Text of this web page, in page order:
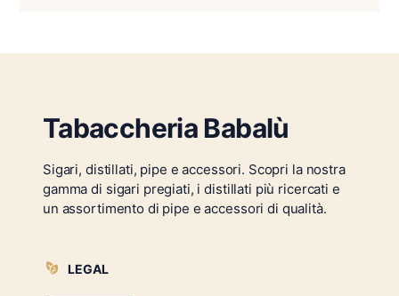
Tabaccheria Babalù
Sigari, distillati, pipe e accessori. Scopri la nostra
gamma di sigari pregiati, i distillati più ricercati e
un assortimento di pipe e accessori di qualità.
LEGAL